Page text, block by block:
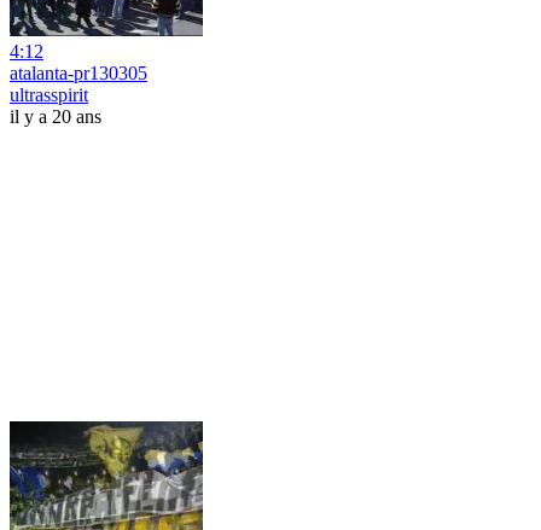
4:12
atalanta-pr130305
ultrasspirit
il y a 20 ans